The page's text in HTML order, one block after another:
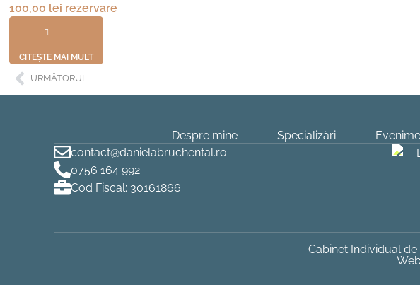
100,00 lei rezervare
CITEȘTE MAI MULT
URMĂTORUL
Despre mine Specializări
contact@danielabruchental.ro
0756 164 992
Cod Fiscal: 30161866
Cabinet Individual